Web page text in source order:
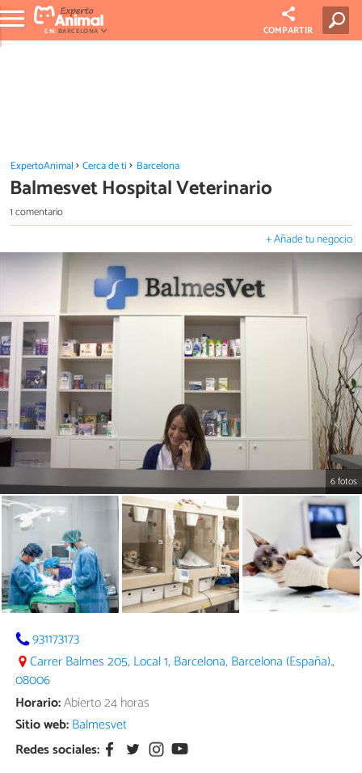
EN: BARCELONA COMPARTIR
ExpertoAnimal Cerca de ti Barcelona
Balmesvet Hospital Veterinario
1 comentario
+ Añade tu negocio
6 fotos
931173173
Carrer Balmes 205, Local 1, Barcelona, Barcelona (España).,
08006
Horario:Abierto 24 horas
Sitio web:Balmesvet
Redes sociales: